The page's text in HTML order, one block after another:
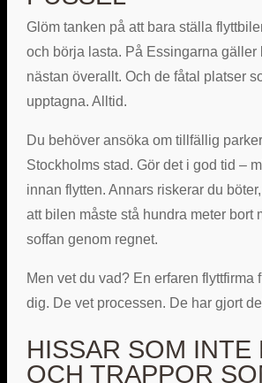
Glöm tanken på att bara ställa
och börja lasta. På Essingarna gäller
nästan överallt. Och de fåtal platser
upptagna. Alltid.
Du behöver ansöka om tillfällig
Stockholms stad. Gör det i god tid –
innan flytten. Annars riskerar du böter,
att bilen måste stå hundra meter bort
soffan genom regnet.
Men vet du vad? En erfaren flyttfirma
dig. De vet processen. De har gjort
HISSAR SOM INTE
OCH TRAPPOR